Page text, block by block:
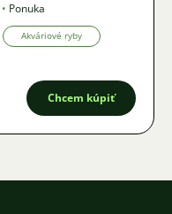
• Ponuka
Akváriové ryby
Chcem kúpiť